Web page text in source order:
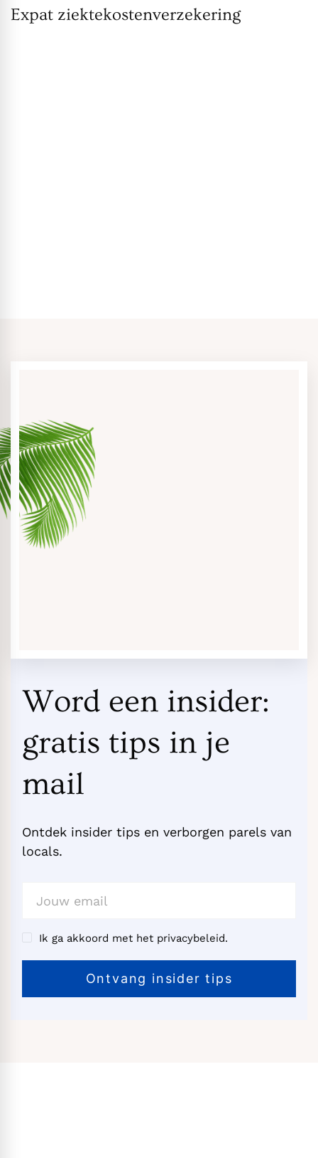
Expat ziektekostenverzekering
Word een insider:
gratis tips in je
mail
Ontdek insider tips en verborgen parels van
locals.
Ik ga akkoord met het privacybeleid.